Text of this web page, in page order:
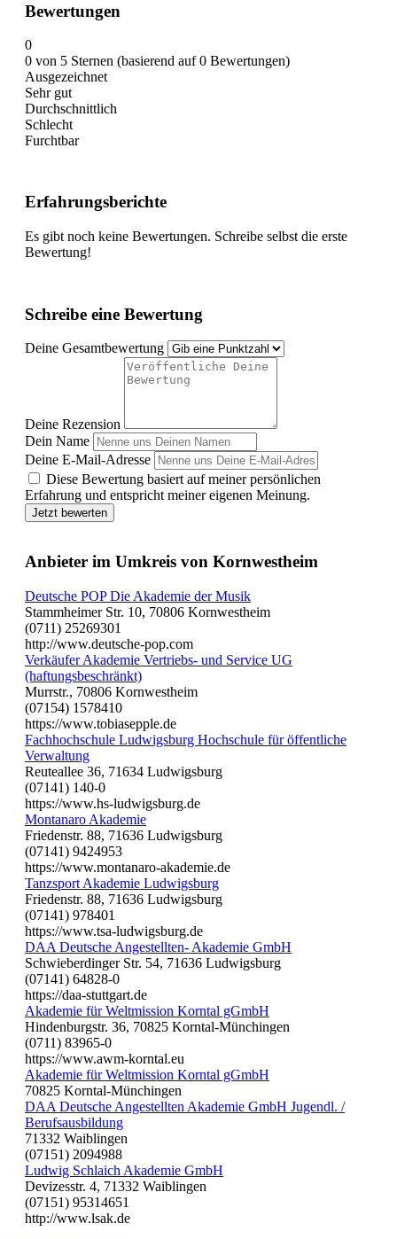
Bewertungen
0
0 von 5 Sternen (basierend auf 0 Bewertungen)
Ausgezeichnet
Sehr gut
Durchschnittlich
Schlecht
Furchtbar
Erfahrungsberichte
Es gibt noch keine Bewertungen. Schreibe selbst die erste
Bewertung!
Schreibe eine Bewertung
Deine Gesamtbewertung
Deine Rezension
Dein Name
Deine E-Mail-Adresse
Diese Bewertung basiert auf meiner persönlichen
Erfahrung und entspricht meiner eigenen Meinung.
Jetzt bewerten
Anbieter im Umkreis von Kornwestheim
Deutsche POP Die Akademie der Musik
Stammheimer Str. 10, 70806 Kornwestheim
(0711) 25269301
http://www.deutsche-pop.com
Verkäufer Akademie Vertriebs- und Service UG
(haftungsbeschränkt)
Murrstr., 70806 Kornwestheim
(07154) 1578410
https://www.tobiasepple.de
Fachhochschule Ludwigsburg Hochschule für öffentliche
Verwaltung
Reuteallee 36, 71634 Ludwigsburg
(07141) 140-0
https://www.hs-ludwigsburg.de
Montanaro Akademie
Friedenstr. 88, 71636 Ludwigsburg
(07141) 9424953
https://www.montanaro-akademie.de
Tanzsport Akademie Ludwigsburg
Friedenstr. 88, 71636 Ludwigsburg
(07141) 978401
https://www.tsa-ludwigsburg.de
DAA Deutsche Angestellten- Akademie GmbH
Schwieberdinger Str. 54, 71636 Ludwigsburg
(07141) 64828-0
https://daa-stuttgart.de
Akademie für Weltmission Korntal gGmbH
Hindenburgstr. 36, 70825 Korntal-Münchingen
(0711) 83965-0
https://www.awm-korntal.eu
Akademie für Weltmission Korntal gGmbH
70825 Korntal-Münchingen
DAA Deutsche Angestellten Akademie GmbH Jugendl. /
Berufsausbildung
71332 Waiblingen
(07151) 2094988
Ludwig Schlaich Akademie GmbH
Devizesstr. 4, 71332 Waiblingen
(07151) 95314651
http://www.lsak.de